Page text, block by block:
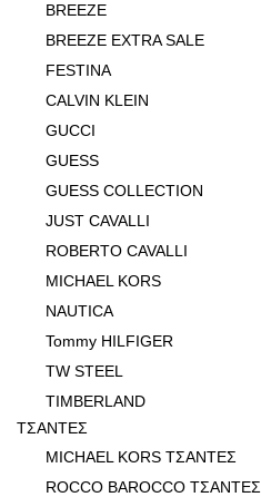
BREEZE
BREEZE EXTRA SALE
FESTINA
CALVIN KLEIN
GUCCI
GUESS
GUESS COLLECTION
JUST CAVALLI
ROBERTO CAVALLI
MICHAEL KORS
NAUTICA
Tommy HILFIGER
TW STEEL
TIMBERLAND
ΤΣΑΝΤΕΣ
MICHAEL KORS ΤΣΑΝΤΕΣ
ROCCO BAROCCO ΤΣΑΝΤΕΣ